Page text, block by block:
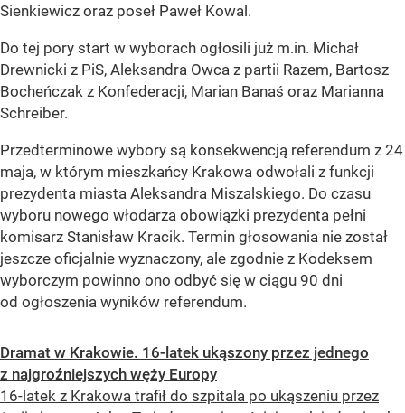
Sienkiewicz oraz poseł Paweł Kowal.
Do tej pory start w wyborach ogłosili już m.in. Michał
Drewnicki z PiS, Aleksandra Owca z partii Razem, Bartosz
Bocheńczak z Konfederacji, Marian Banaś oraz Marianna
Schreiber.
Przedterminowe wybory są konsekwencją referendum z 24
maja, w którym mieszkańcy Krakowa odwołali z funkcji
prezydenta miasta Aleksandra Miszalskiego. Do czasu
wyboru nowego włodarza obowiązki prezydenta pełni
komisarz Stanisław Kracik. Termin głosowania nie został
jeszcze oficjalnie wyznaczony, ale zgodnie z Kodeksem
wyborczym powinno ono odbyć się w ciągu 90 dni
od ogłoszenia wyników referendum.
Dramat w Krakowie. 16-latek ukąszony przez jednego
z najgroźniejszych węży Europy
16-latek z Krakowa trafił do szpitala po ukąszeniu przez